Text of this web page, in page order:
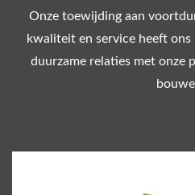
Onze toewijding aan
kwaliteit en service heeft
duurzame relaties met onze